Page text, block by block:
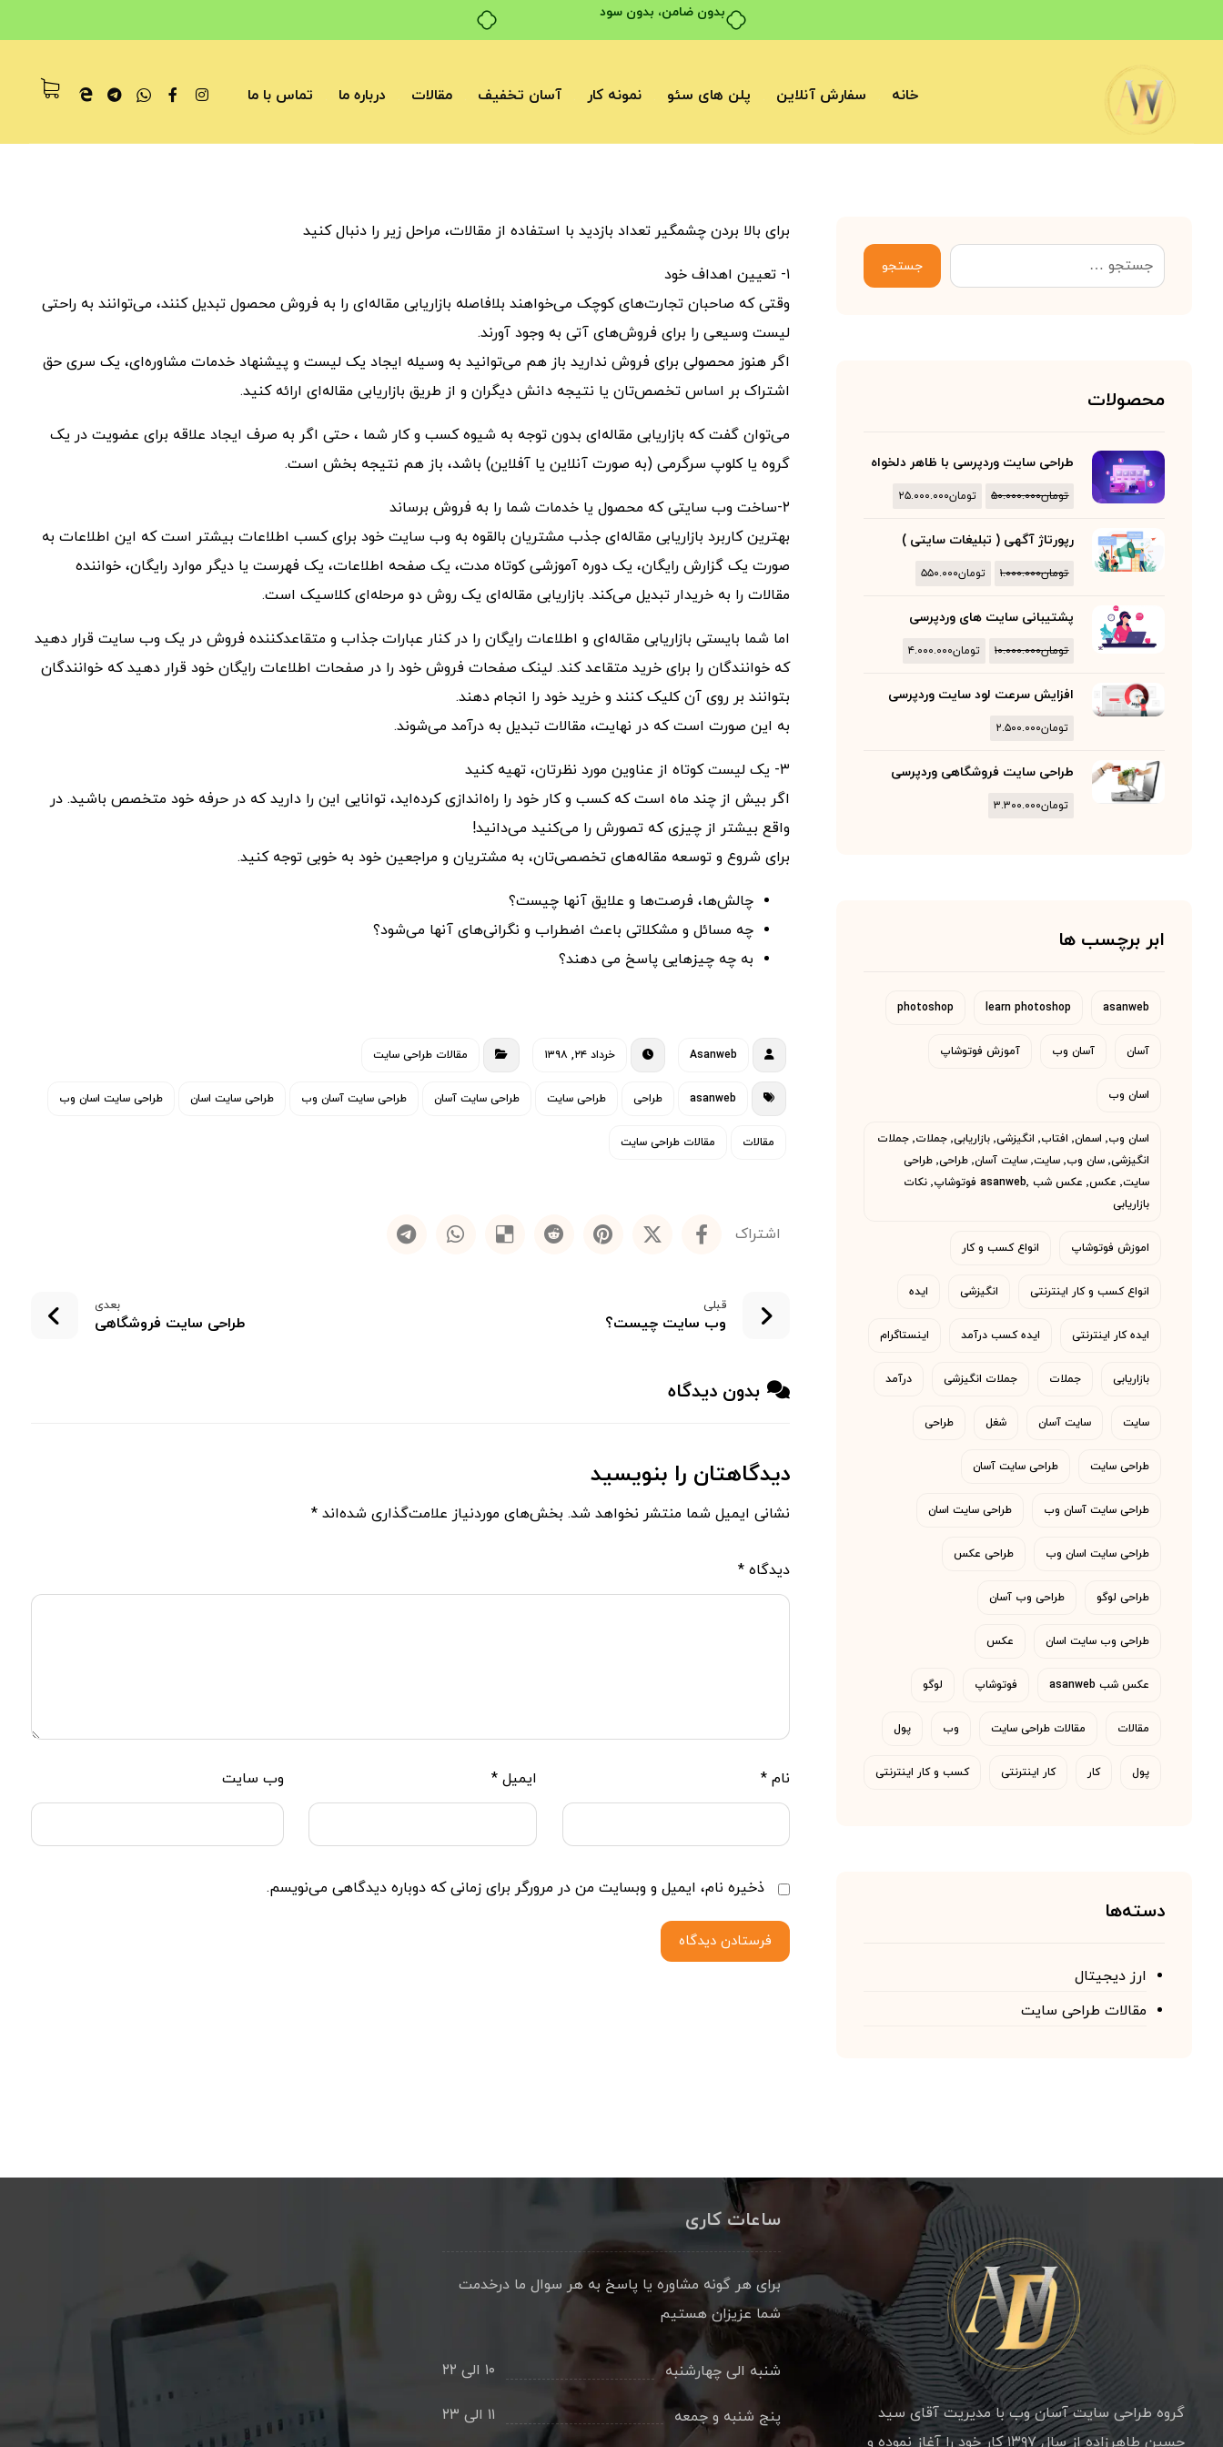
بدون ضامن، بدون سود
خانه سفارش آنلاین پلن های سئو نمونه کار آسان تخفیف مقالات درباره ما تماس با ما
برای بالا بردن چشمگیر تعداد بازدید با استفاده از مقالات، مراحل زیر را دنبال کنید
۱- تعیین اهداف خود
وقتی که صاحبان تجارت‌های کوچک می‌خواهند بلافاصله بازاریابی مقاله‌ای را به فروش محصول تبدیل کنند، می‌توانند به راحتی
لیست وسیعی را برای فروش‌های آتی به وجود ‌آورند.
اگر هنوز محصولی برای فروش ندارید باز هم می‌توانید به وسیله ایجاد یک لیست و پیشنهاد خدمات مشاوره‌ای، یک سری حق
اشتراک بر اساس تخصص‌تان یا نتیجه دانش دیگران و از طریق بازاریابی مقاله‌ای ارائه کنید.
می‌توان گفت که بازاریابی مقاله‌ای بدون توجه به شیوه کسب و کار شما ، حتی اگر به صرف ایجاد علاقه برای عضویت در یک
گروه یا کلوپ سرگرمی (به صورت آنلاین یا آفلاین) باشد، باز هم نتیجه بخش است.
۲-ساخت وب سایتی که محصول یا خدمات شما را به فروش برساند
بهترین کاربرد بازاریابی مقاله‌ای جذب مشتریان بالقوه به وب سایت خود برای کسب اطلاعات بیشتر است که این اطلاعات به
صورت یک گزارش رایگان، یک دوره آموزشی کوتاه مدت، یک صفحه اطلاعات، یک فهرست یا دیگر موارد رایگان، خواننده
مقالات را به خریدار تبدیل می‌کند. بازاریابی مقاله‌ای یک روش دو مرحله‌ای کلاسیک است.
اما شما بایستی بازاریابی مقاله‌ای و اطلاعات رایگان را در کنار عبارات جذاب و متقاعدکننده فروش در یک وب سایت قرار دهید
که خوانندگان را برای خرید متقاعد کند. لینک صفحات فروش خود را در صفحات اطلاعات رایگان خود قرار دهید که خوانندگان
بتوانند بر روی آن کلیک کنند و خرید خود را انجام دهند.
به این صورت است که در نهایت، مقالات تبدیل به درآمد می‌شوند.
۳- یک لیست کوتاه از عناوین مورد نظرتان، تهیه کنید
اگر بیش از چند ماه است که کسب و کار خود را راه‌اندازی کرده‌اید، توانایی این را دارید که در حرفه خود متخصص باشید. در
واقع بیشتر از چیزی که تصورش را می‌کنید می‌دانید!
برای شروع و توسعه مقاله‌های تخصصی‌تان، به مشتریان و مراجعین خود به خوبی توجه کنید.
چالش‌ها، فرصت‌ها و علایق آنها چیست؟
چه مسائل و مشکلاتی باعث اضطراب و نگرانی‌های آنها می‌شود؟
به چه چیزهایی پاسخ می دهند؟
Asanweb خرداد ۲۴, ۱۳۹۸ مقالات طراحی سایت
asanweb طراحی طراحی سایت طراحی سایت آسان طراحی سایت آسان وب طراحی سایت اسان طراحی سایت اسان وب
مقالات مقالات طراحی سایت
قبلی
وب سایت چیست؟
بعدی
طراحی سایت فروشگاهی
بدون دیدگاه
دیدگاهتان را بنویسید
نشانی ایمیل شما منتشر نخواهد شد. بخش‌های موردنیاز علامت‌گذاری شده‌اند*
دیدگاه*
نام* ایمیل* وب‌ سایت
ذخیره نام، ایمیل و وبسایت من در مرورگر برای زمانی که دوباره دیدگاهی می‌نویسم.
فرستادن دیدگاه
جستجو
محصولات
طراحی سایت وردپرسی با ظاهر دلخواه
تومان۵۰.۰۰۰.۰۰۰ تومان۲۵.۰۰۰.۰۰۰
رپورتاژ آگهی ( تبلیغات سایتی )
تومان۱.۰۰۰.۰۰۰ تومان۵۵۰.۰۰۰
پشتیبانی سایت های وردپرسی
تومان۱۰.۰۰۰.۰۰۰ تومان۴.۰۰۰.۰۰۰
افزایش سرعت لود سایت وردپرسی
تومان۲.۵۰۰.۰۰۰
طراحی سایت فروشگاهی وردپرسی
تومان۳.۳۰۰.۰۰۰
ابر برچسب ها
asanweb
learn photoshop
photoshop
آسان آسان وب آموزش فوتوشاپ
اسان وب
اسان وب٬ اسمان٬ افتاب٬ انگیزشی٬ بازاریابی٬ جملات٬ جملات
انگیزشی٬ سان وب٬ سایت٬ سایت آسان٬ طراحی٬ طراحی
سایت٬ عکس٬ عکس شب asanweb٬ فوتوشاپ٬ نکات
بازاریابی
اموزش فوتوشاپ انواع کسب و کار
انواع کسب و کار اینترنتی انگیزشی ایده
ایده کار اینترنتی ایده کسب درآمد اینستاگرام
بازاریابی جملات جملات انگیزشی درآمد
سایت سایت آسان شغل طراحی
طراحی سایت طراحی سایت آسان
طراحی سایت آسان وب طراحی سایت اسان
طراحی سایت اسان وب طراحی عکس
طراحی لوگو طراحی وب آسان
طراحی وب سایت اسان عکس
عکس شب asanweb فوتوشاپ لوگو
مقالات مقالات طراحی سایت وب پول
پول کار کار اینترنتی کسب و کار اینترنتی
دسته‌ها
ارز دیجیتال
مقالات طراحی سایت
گروه طراحی سایت آسان وب با مدیریت آقای سید
حسین طاهرزاده از سال ۱۳۹۷ کار خود را آغاز نموده و
ساعات کاری
برای هر گونه مشاوره یا پاسخ به هر سوال ما درخدمت
شما عزیزان هستیم
شنبه الی چهارشنبه ۱۰ الی ۲۲
پنج شنبه و جمعه ۱۱ الی ۲۳